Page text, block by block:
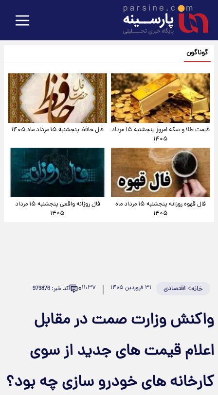
گوناگون
قیمت طلا و سکه امروز پنجشنبه ۱۵ مرداد
۱۴۰۵
فال حافظ پنجشنبه ۱۵ مرداد ماه ۱۴۰۵
فال قهوه روزانه پنجشنبه ۱۵ مرداد ماه
۱۴۰۵
فال روزانه واقعی پنجشنبه ۱۵ مرداد
۱۴۰۵
خانه>اقتصادی ۳۱ فروردین ۱۴۰۵ ۱۱:۳۷۰ کد خبر: 979876
واکنش وزارت صمت در مقابل
اعلام قیمت های جدید از سوی
کارخانه های خودرو سازی چه بود؟